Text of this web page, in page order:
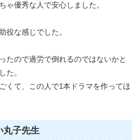
ゃ優秀な人で安心しました。
役な感じでした。
たので過労で倒れるのではないかと
た。
くて、この人で1本ドラマを作ってほ
丸子先生